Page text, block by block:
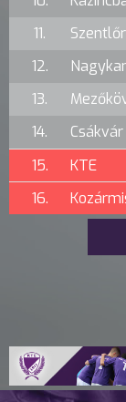
11.
12.
13.
14.
Csákvár
15.
KTE
16.